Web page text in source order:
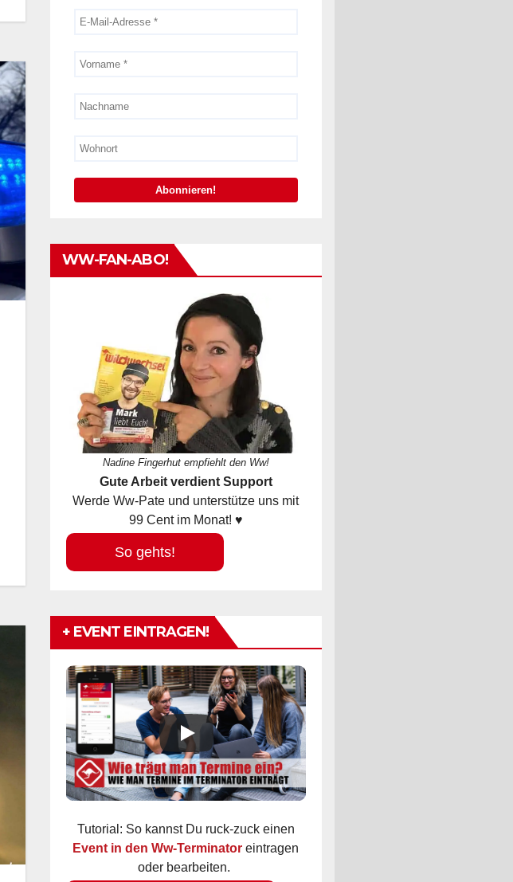
WW-FAN-ABO!
Nadine Fingerhut empfiehlt den Ww!
Gute Arbeit verdient Support
Werde Ww-Pate und unterstütze uns mit
99 Cent im Monat! ♥
So gehts!
+ EVENT EINTRAGEN!
Tutorial: So kannst Du ruck-zuck einen
Event in den Ww-Terminator eintragen
oder bearbeiten.